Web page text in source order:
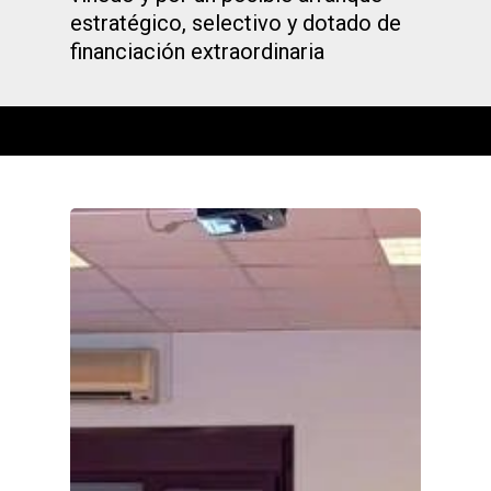
estratégico, selectivo y dotado de
financiación extraordinaria